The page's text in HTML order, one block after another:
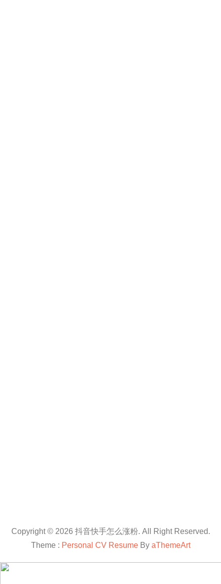
Copyright © 2026 抖音快手怎么涨粉. All Right Reserved.
Theme : Personal CV ResumeBy aThemeArt